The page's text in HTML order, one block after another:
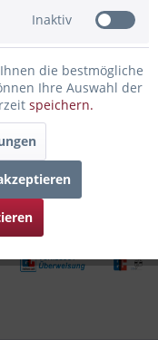
mehr
mehr
Inaktiv
die bestmögliche
Ihre Auswahl der
speichern.